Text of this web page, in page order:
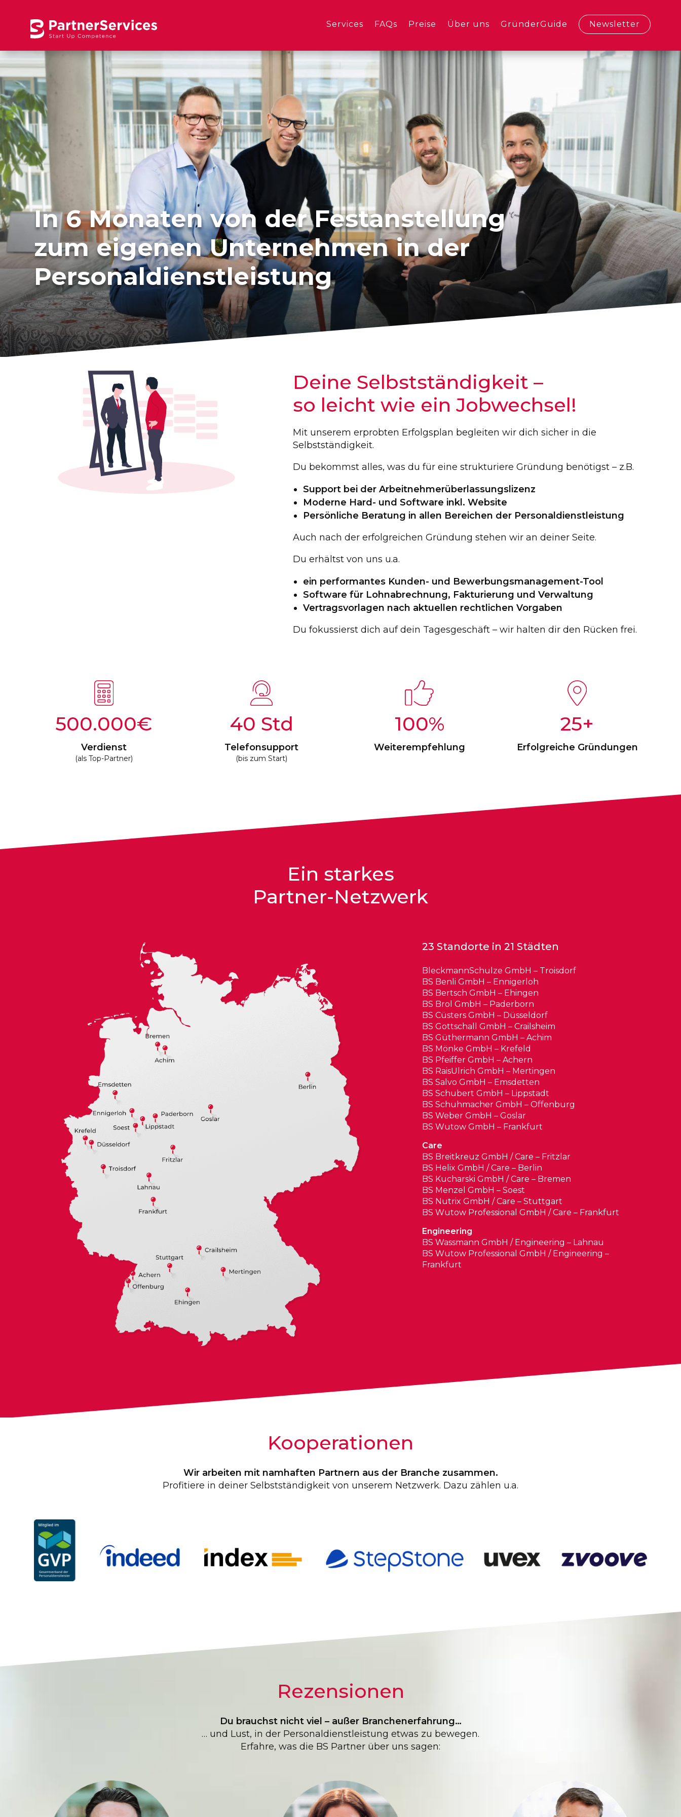
Services FAQs Preise Über uns GründerGuide Newsletter
In 6 Monaten von der Festanstellung
zum eigenen Unternehmen in der
Personaldienst­leistung
Deine Selbstständigkeit –
so leicht wie ein Jobwechsel!
Mit unserem erprobten Erfolgsplan begleiten wir dich sicher in die
Selbstständigkeit.
Du bekommst alles, was du für eine strukturiere Gründung benötigst – z.B.
Support bei der Arbeitnehmerüberlassungslizenz
Moderne Hard- und Software inkl. Website
Persönliche Beratung in allen Bereichen der Personaldienstleistung
Auch nach der erfolgreichen Gründung stehen wir an deiner Seite.
Du erhältst von uns u.a.
ein performantes Kunden- und Bewerbungsmanagement-Tool
Software für Lohnabrechnung, Fakturierung und Verwaltung
Vertragsvorlagen nach aktuellen rechtlichen Vorgaben
Du fokussierst dich auf dein Tagesgeschäft – wir halten dir den Rücken frei.
500.000
Verdienst
(als Top-Partner)
40
Telefonsupport
(bis zum Start)
100%
Weiterempfehlung
25
Erfolgreiche Gründungen
Ein starkes
Partner-Netzwerk
23 Standorte in 21 Städten
BleckmannSchulze GmbH – Troisdorf
BS Benli GmbH – Ennigerloh
BS Bertsch GmbH – Ehingen
BS Brol GmbH – Paderborn
BS Cüsters GmbH – Düsseldorf
BS Gottschall GmbH – Crailsheim
BS Güthermann GmbH – Achim
BS Mönke GmbH – Krefeld
BS Pfeiffer GmbH – Achern
BS RaisUlrich GmbH – Mertingen
BS Salvo GmbH – Emsdetten
BS Schubert GmbH – Lippstadt
BS Schuhmacher GmbH – Offenburg
BS Weber GmbH – Goslar
BS Wutow GmbH – Frankfurt
Care
BS Breitkreuz GmbH / Care – Fritzlar
BS Helix GmbH / Care – Berlin
BS Kucharski GmbH / Care – Bremen
BS Menzel GmbH – Soest
BS Nutrix GmbH / Care – Stuttgart
BS Wutow Professional GmbH / Care – Frankfurt
Engineering
BS Wassmann GmbH / Engineering – Lahnau
BS Wutow Professional GmbH / Engineering –
Frankfurt
Kooperationen
Wir arbeiten mit namhaften Partnern aus der Branche zusammen.
Profitiere in deiner Selbstständigkeit von unserem Netzwerk. Dazu zählen u.a.
Rezensionen
Du brauchst nicht viel – außer Branchenerfahrung…
… und Lust, in der Personaldienstleistung etwas zu bewegen.
Erfahre, was die BS Partner über uns sagen: